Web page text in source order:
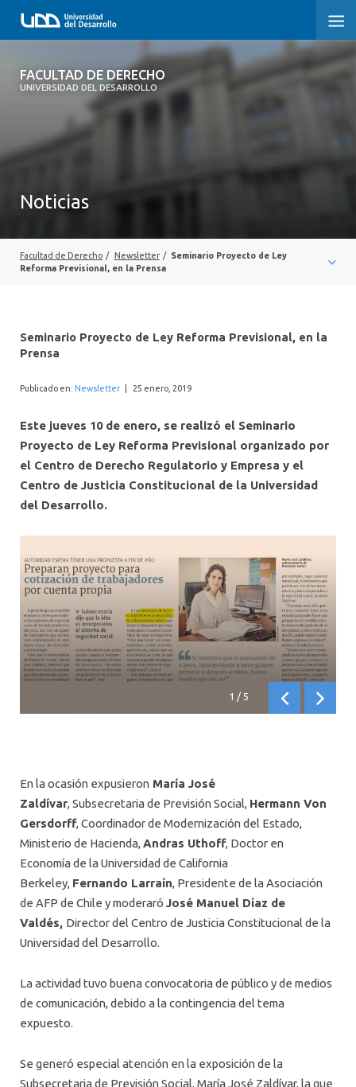
FACULTAD DE DERECHO
UNIVERSIDAD DEL DESARROLLO
FACULTAD DE DERECHO
SOBRE LA FACULTAD
PROFESORES
INTERNACIONAL
Noticias
Facultad de Derecho / Newsletter / Seminario Proyecto de Ley
Reforma Previsional, en la Prensa
Seminario Proyecto de Ley Reforma Previsional, en la
Prensa
Publicado en: Newsletter 25 enero, 2019
Este jueves 10 de enero, se realizó el Seminario
Proyecto de Ley Reforma Previsional organizado por
el Centro de Derecho Regulatorio y Empresa y el
Centro de Justicia Constitucional de la Universidad
del Desarrollo.
1 / 5
Anterior
En la ocasión expusieron María José
Zaldívar, Subsecretaria de Previsión Social, Hermann Von
Gersdorff, Coordinador de Modernización del Estado,
Ministerio de Hacienda, Andras Uthoff, Doctor en
Economía de la Universidad de California
Berkeley, Fernando Larraín, Presidente de la Asociación
de AFP de Chile y moderaró José Manuel Díaz de
Valdés, Director del Centro de Justicia Constitucional de la
Universidad del Desarrollo.
La actividad tuvo buena convocatoria de público y de medios
de comunicación, debido a la contingencia del tema
expuesto.
Se generó especial atención en la exposición de la
Subsecretaria de Previsión Social, María José Zaldívar, la que